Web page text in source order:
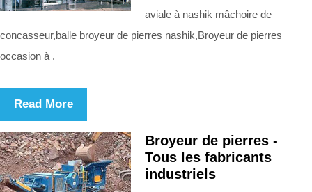
aviale à nashik mâchoire de
concasseur,balle broyeur de pierres nashik,Broyeur de pierres
occasion à .
Read More
Broyeur de pierres -
Tous les fabricants
industriels